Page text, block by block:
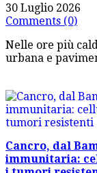
30 Luglio 2026
Comments (0)
Nelle ore più
urbana e
Cancro, dal
immunitaria: